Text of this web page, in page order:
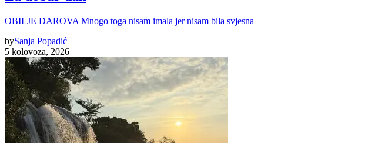
OBILJE DAROVA Mnogo toga nisam imala jer nisam bila svjesna
bySanja Popadić
5 kolovoza, 2026